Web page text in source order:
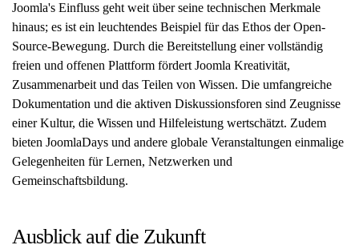
Joomla's Einfluss geht weit über seine technischen Merkmale
hinaus; es ist ein leuchtendes Beispiel für das Ethos der Open-
Source-Bewegung. Durch die Bereitstellung einer vollständig
freien und offenen Plattform fördert Joomla Kreativität,
Zusammenarbeit und das Teilen von Wissen. Die umfangreiche
Dokumentation und die aktiven Diskussionsforen sind Zeugnisse
einer Kultur, die Wissen und Hilfeleistung wertschätzt. Zudem
bieten JoomlaDays und andere globale Veranstaltungen einmalige
Gelegenheiten für Lernen, Netzwerken und
Gemeinschaftsbildung.
Ausblick auf die Zukunft